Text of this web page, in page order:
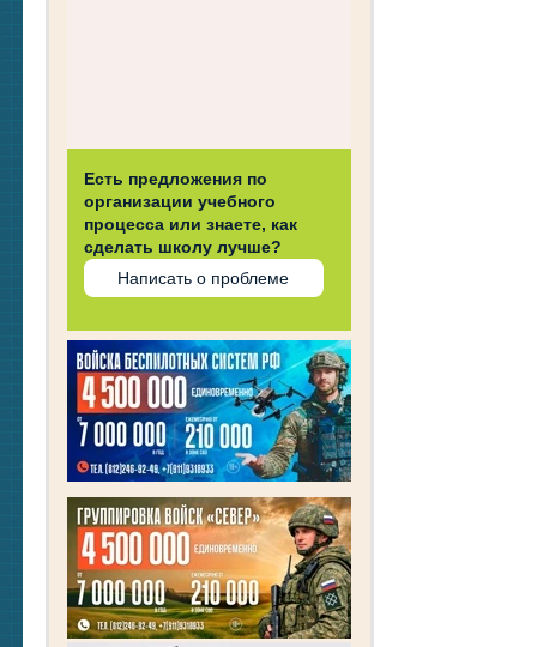
Есть предложения по
организации учебного
процесса или знаете, как
сделать школу лучше?
Написать о проблеме